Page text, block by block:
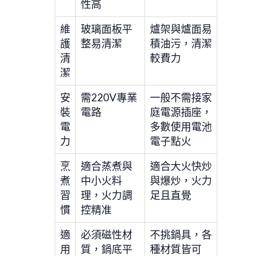
性高
維
護
清
潔
玻璃面板平
整易清潔
爐架與爐面易
積油污，清潔
較費力
安
裝
電
力
需220V專業
電路
一般不需接家
庭電源插座，
多數使用電池
電子點火
烹
煮
習
慣
適合蒸煮與
中小火料
理，火力調
控精准
適合大火快炒
與爆炒，火力
足且直覺
適
用
必須磁性材
質，鍋底平
不挑鍋具，各
種材質皆可